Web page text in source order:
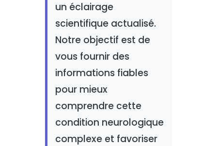
un éclairage
scientifique actualisé.
Notre objectif est de
vous fournir des
informations fiables
pour mieux
comprendre cette
condition neurologique
complexe et favoriser